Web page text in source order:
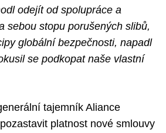
odejít od spolupráce a
sebou stopu porušených slibů,
globální bezpečnosti, napadl
se podkopat naše vlastní
tajemník Aliance
platnost nové smlouvy